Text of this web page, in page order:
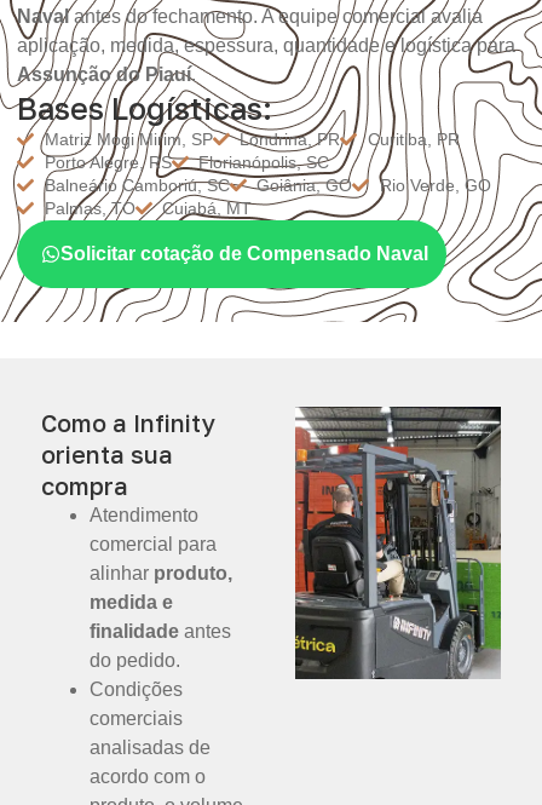
Navalantes do fechamento. A equipe comercial avalia
aplicação, medida, espessura, quantidade e logística para
Assunção do Piauí.
Bases Logísticas:
Matriz Mogi Mirim, SP Londrina, PR
Curitiba, PR
Porto Alegre, RS
Florianópolis, SC
Balneário Camboriú, SC
Goiânia, GO
Rio Verde, GO
Palmas, TO
Cuiabá, MT
Solicitar cotação de Compensado Naval
Como a Infinity
orienta sua
compra
Atendimento
comercial para
alinhar produto,
medida e
finalidade antes
do pedido.
Condições
comerciais
analisadas de
acordo com o